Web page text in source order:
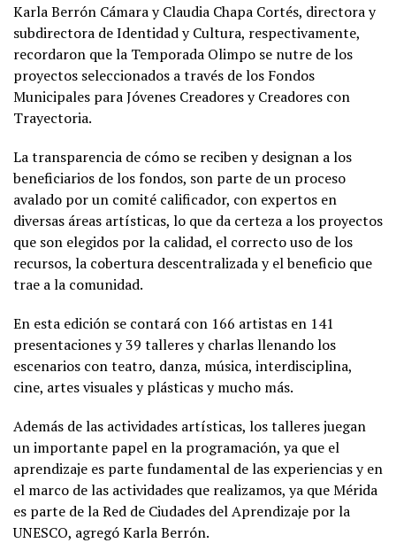
Karla Berrón Cámara y Claudia Chapa Cortés, directora y
subdirectora de Identidad y Cultura, respectivamente,
recordaron que la Temporada Olimpo se nutre de los
proyectos seleccionados a través de los Fondos
Municipales para Jóvenes Creadores y Creadores con
Trayectoria.
La transparencia de cómo se reciben y designan a los
beneficiarios de los fondos, son parte de un proceso
avalado por un comité calificador, con expertos en
diversas áreas artísticas, lo que da certeza a los proyectos
que son elegidos por la calidad, el correcto uso de los
recursos, la cobertura descentralizada y el beneficio que
trae a la comunidad.
En esta edición se contará con 166 artistas en 141
presentaciones y 39 talleres y charlas llenando los
escenarios con teatro, danza, música, interdisciplina,
cine, artes visuales y plásticas y mucho más.
Además de las actividades artísticas, los talleres juegan
un importante papel en la programación, ya que el
aprendizaje es parte fundamental de las experiencias y en
el marco de las actividades que realizamos, ya que Mérida
es parte de la Red de Ciudades del Aprendizaje por la
UNESCO, agregó Karla Berrón.